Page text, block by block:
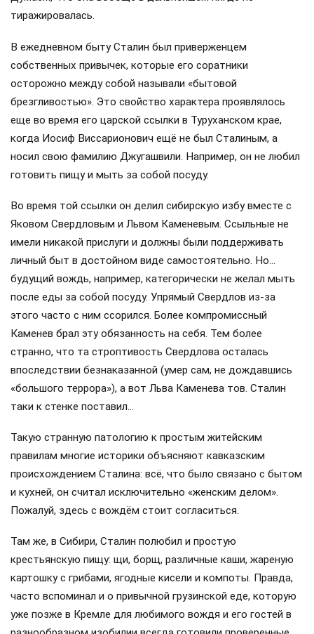
мог за день выпить до 10 чашек. Не ел пирожков,
предпочитая им ломоть простого ржаного хлеба. Похоже
на пропаганду? Но ведь об этом свидетельствуют многие
соратники вождя (причём документально…).
В быту Ленин был абсолютно равнодушен и к модным
новинкам личного гардероба: годами носил один и тот же
костюм, и его знаменитый галстук «в горошек» тоже не
предложения сестры Марии Ильиничны купить ему хотя
бы новое пальто раздражённо обрывал её. Обожал свою
знаменитую, растиражированную на фото кепку…
Единственная роскошь, с которой Ленин никогда не
расставался, — золотые часы «Павел Буре», которые в
Швейцарии ему на день рождения подарили соратники. По
этому хронографу Ильич отмерял время до последнего
дня своей жизни, хотя, конечно, мог бы при желании
собрать коллекцию тикающих шедевров куда более
обширную и богатую, чем, например, у многих нынешних
вороватых мэров и начальников ГАИ…
дедушки» был натурой архисложной и противоречивой.
Порой жестокой. Собственно, только таким и должен
был быть человек, сумевший перевернуть жизнь не
только Российской империи, но, по сути, и всего мира,
заставив историков и политиков до сих пор спорить до
будущим поколениям? Причём, как принято считать, за
зарплату всего в 500 рублей…
И словно мухи тут и там ходят слухи по домам…
Об этом человеке, вопреки российской традиции